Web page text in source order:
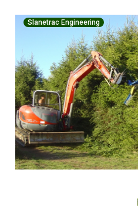
Slanetrac Engineering